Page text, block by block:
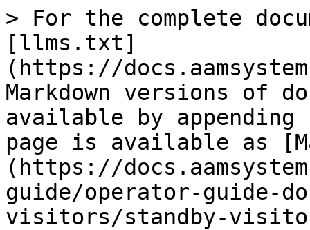
> For the complete
[llms.txt]
(https://
Markdown versions of
available by
page is available as
(https://
guide/operator-guide-
visitors/standby-